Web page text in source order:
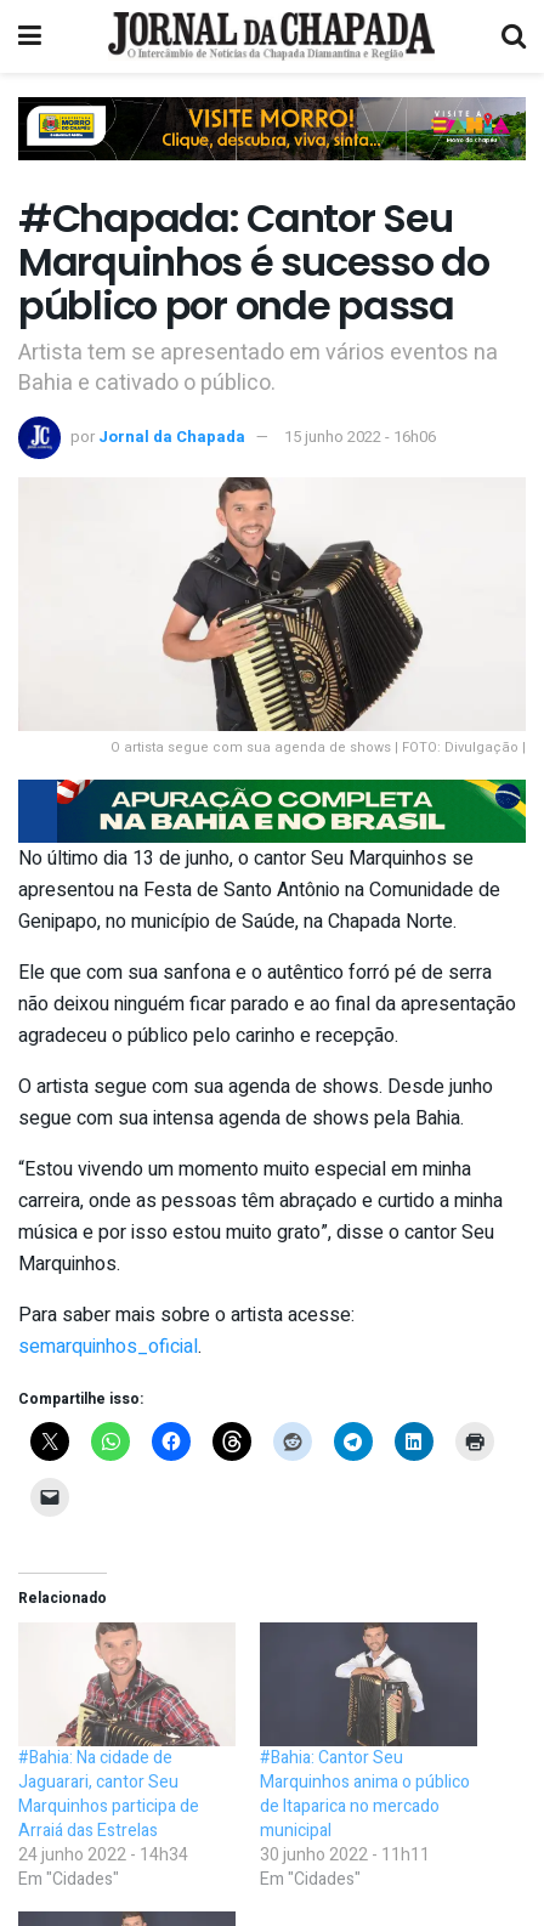
#Chapada: Cantor Seu
Marquinhos é sucesso do
público por onde passa
Artista tem se apresentado em vários eventos na
Bahia e cativado o público.
por Jornal da Chapada 15 junho 2022 - 16h06
O artista segue com sua agenda de shows | FOTO: Divulgação |
No último dia 13 de junho, o cantor Seu Marquinhos se
apresentou na Festa de Santo Antônio na Comunidade de
Genipapo, no município de Saúde, na Chapada Norte.
Ele que com sua sanfona e o autêntico forró pé de serra
não deixou ninguém ficar parado e ao final da apresentação
agradeceu o público pelo carinho e recepção.
O artista segue com sua agenda de shows. Desde junho
segue com sua intensa agenda de shows pela Bahia.
“Estou vivendo um momento muito especial em minha
carreira, onde as pessoas têm abraçado e curtido a minha
música e por isso estou muito grato”, disse o cantor Seu
Marquinhos.
Para saber mais sobre o artista acesse:
semarquinhos_oficial.
Compartilhe isso:
Relacionado
#Bahia: Na cidade de
Jaguarari, cantor Seu
Marquinhos participa de
Arraiá das Estrelas
24 junho 2022 - 14h34
Em "Cidades"
#Bahia: Cantor Seu
Marquinhos anima o público
de Itaparica no mercado
municipal
30 junho 2022 - 11h11
Em "Cidades"